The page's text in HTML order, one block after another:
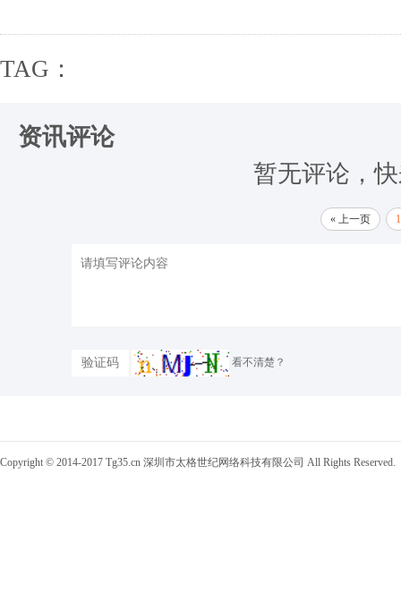
TAG：
资讯评论
暂无评论，
« 上一页 1
看不清楚？
Copyright © 2014-2017 Tg35.cn 深圳市太格世纪网络科技有限公司 All Rights Reserved.